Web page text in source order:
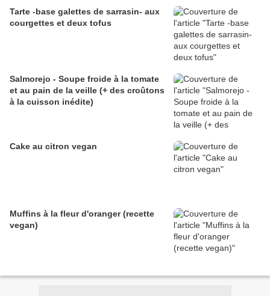
Tarte -base galettes de sarrasin- aux
courgettes et deux tofus
Salmorejo - Soupe froide à la tomate
et au pain de la veille (+ des croûtons
à la cuisson inédite)
Cake au citron vegan
Muffins à la fleur d'oranger (recette
vegan)